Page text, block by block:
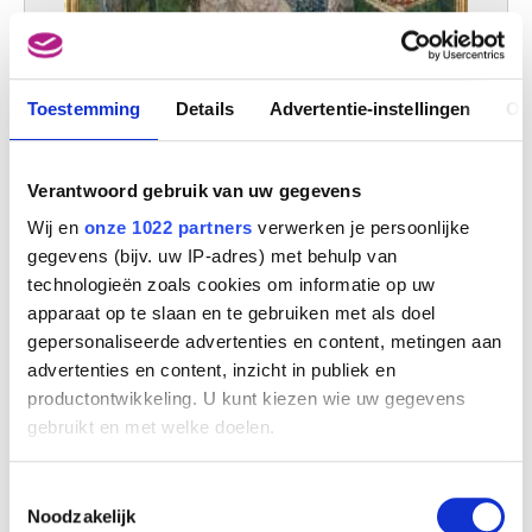
Toestemming Details Advertentie-instellingen
Verantwoord gebruik van uw gegevens
Wij en onze 1022 partners verwerken je persoonlijke
gegevens (bijv. uw IP-adres) met behulp van
technologieën zoals cookies om informatie op uw
apparaat op te slaan en te gebruiken met als doel
gepersonaliseerde advertenties en content, metingen aan
advertenties en content, inzicht in publiek en
productontwikkeling. U kunt kiezen wie uw gegevens
gebruikt en met welke doelen.
Informatie verzamelen over uw geografische
Noodzakelijk
In augustus